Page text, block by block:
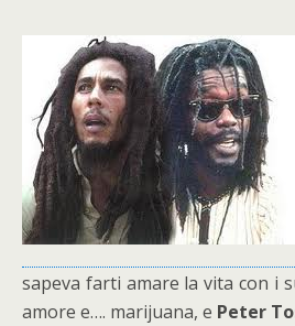
sapeva farti amare la vita con i
amore e…. marijuana, e Peter